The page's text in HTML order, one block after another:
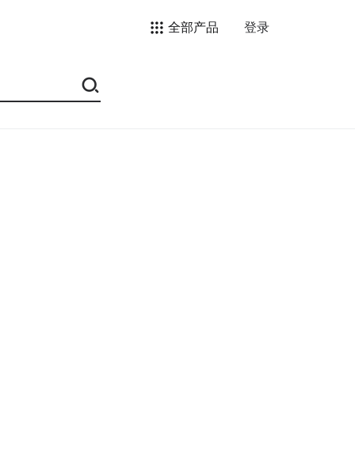
全部产品 登录